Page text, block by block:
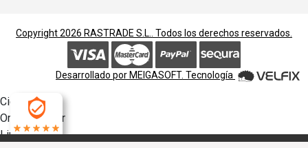
Copyright 2026 RASTRADE S.L.. Todos los derechos reservados.
Desarrollado por MEIGASOFT. Tecnología
4.9
Cierra
Ordenado por
Limpiar